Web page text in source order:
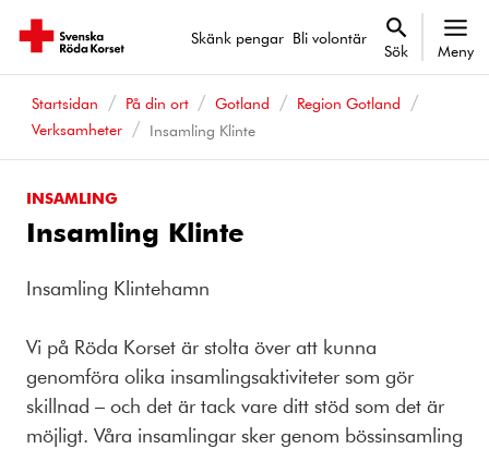
Skänk pengar Bli volontär
Sök Meny
Startsidan På din ort Gotland
Region Gotland
Verksamheter
Insamling Klinte
INSAMLING
Insamling Klinte
Insamling Klintehamn
Vi på Röda Korset är stolta över att kunna
genomföra olika insamlingsaktiviteter som gör
skillnad – och det är tack vare ditt stöd som det är
möjligt. Våra insamlingar sker genom bössinsamling